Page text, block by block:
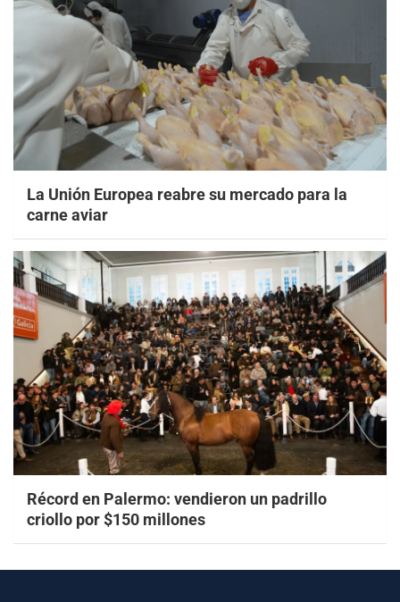
La Unión Europea reabre su mercado para la
carne aviar
Récord en Palermo: vendieron un padrillo
criollo por $150 millones